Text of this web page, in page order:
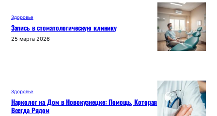
Здоровье
Запись в стоматологическую клинику
25 марта 2026
Здоровье
Нарколог на Дом в Новокузнецке: Помощь, Которая
Всегда Рядом